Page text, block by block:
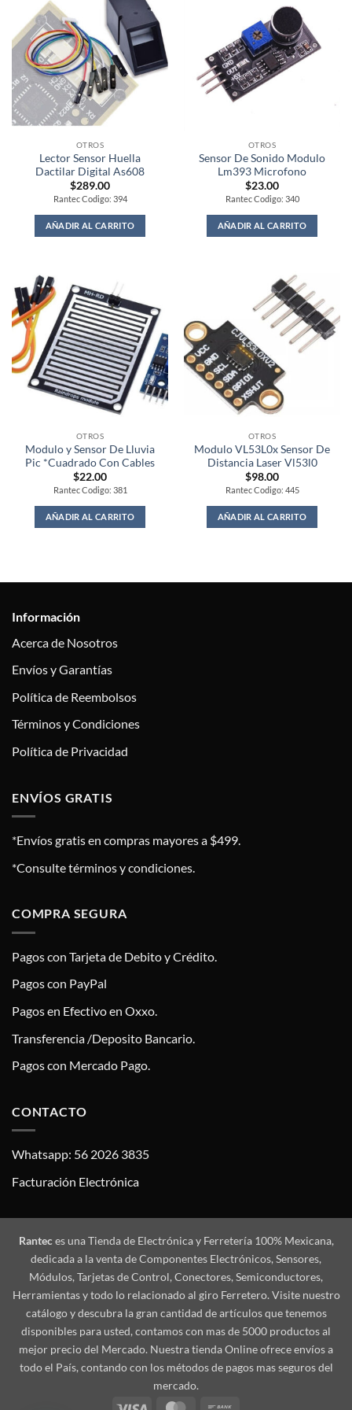
OTROS
Lector Sensor Huella
Dactilar Digital As608
$289.00
Rantec Codigo: 394
AÑADIR AL CARRITO
OTROS
Sensor De Sonido Modulo
Lm393 Microfono
$23.00
Rantec Codigo: 340
AÑADIR AL CARRITO
OTROS
Modulo y Sensor De Lluvia
Pic *Cuadrado Con Cables
$22.00
Rantec Codigo: 381
AÑADIR AL CARRITO
OTROS
Modulo VL53L0x Sensor De
Distancia Laser Vl53l0
$98.00
Rantec Codigo: 445
AÑADIR AL CARRITO
Información
Acerca de Nosotros
Envíos y Garantías
Política de Reembolsos
Términos y Condiciones
Política de Privacidad
ENVÍOS GRATIS
*Envíos gratis en compras mayores a $499.
*Consulte términos y condiciones.
COMPRA SEGURA
Pagos con Tarjeta de Debito y Crédito.
Pagos con PayPal
Pagos en Efectivo en Oxxo.
Transferencia /Deposito Bancario.
Pagos con Mercado Pago.
CONTACTO
Whatsapp: 56 2026 3835
Facturación Electrónica
Ranteces una Tienda de Electrónica y Ferretería 100% Mexicana,
dedicada a la venta de Componentes Electrónicos, Sensores,
Módulos, Tarjetas de Control, Conectores, Semiconductores,
Herramientas y todo lo relacionado al giro Ferretero. Visite nuestro
catálogo y descubra la gran cantidad de artículos que tenemos
disponibles para usted, contamos con mas de 5000 productos al
mejor precio del Mercado. Nuestra tienda Online ofrece envíos a
todo el País, contando con los métodos de pagos mas seguros del
mercado.
Visa
MasterCard